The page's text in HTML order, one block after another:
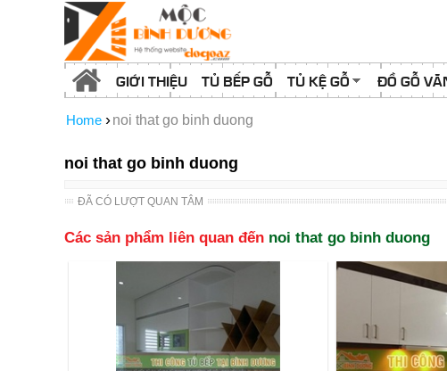
GIỚI THIỆU TỦ BẾP GỖ TỦ KỆ GỖ ĐỒ GỖ
Home ›noi that go binh duong
noi that go binh duong
ĐÃ CÓ LƯỢT QUAN TÂM
Các sản phẩm liên quan đến noi that go binh duong